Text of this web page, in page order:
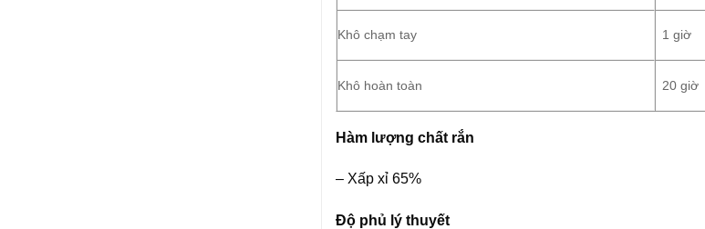
Khô chạm tay 1 giờ
Khô hoàn toàn 20 giờ
Hàm lượng chất rắn
– Xấp xỉ 65%
Độ phủ lý thuyết